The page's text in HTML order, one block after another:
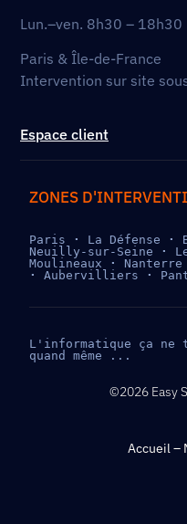
Lun.–ven. 8h30 – 18h30
Paris & Île-de-France
Intervention sur site
Espace client
ZONES
Paris · La Défense ·
Neuilly-sur-Seine
·
Moulineaux
· Nanterre
· Aubervilliers ·
L'informatique ça ne
quand même ...
©2026 Easy
Accueil–